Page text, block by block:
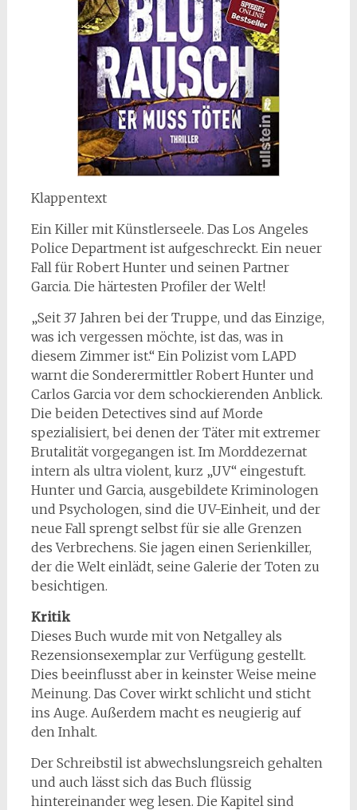
Klappentext
Ein Killer mit Künstlerseele. Das Los Angeles
Police Department ist aufgeschreckt. Ein neuer
Fall für Robert Hunter und seinen Partner
Garcia. Die härtesten Profiler der Welt!
„Seit 37 Jahren bei der Truppe, und das Einzige,
was ich vergessen möchte, ist das, was in
diesem Zimmer ist.“ Ein Polizist vom LAPD
warnt die Sonderermittler Robert Hunter und
Carlos Garcia vor dem schockierenden Anblick.
Die beiden Detectives sind auf Morde
spezialisiert, bei denen der Täter mit extremer
Brutalität vorgegangen ist. Im Morddezernat
intern als ultra violent, kurz „UV“ eingestuft.
Hunter und Garcia, ausgebildete Kriminologen
und Psychologen, sind die UV-Einheit, und der
neue Fall sprengt selbst für sie alle Grenzen
des Verbrechens. Sie jagen einen Serienkiller,
der die Welt einlädt, seine Galerie der Toten zu
besichtigen.
Kritik
Dieses Buch wurde mit von Netgalley als
Rezensionsexemplar zur Verfügung gestellt.
Dies beeinflusst aber in keinster Weise meine
Meinung. Das Cover wirkt schlicht und sticht
ins Auge. Außerdem macht es neugierig auf
den Inhalt.
Der Schreibstil ist abwechslungsreich gehalten
und auch lässt sich das Buch flüssig
hintereinander weg lesen. Die Kapitel sind